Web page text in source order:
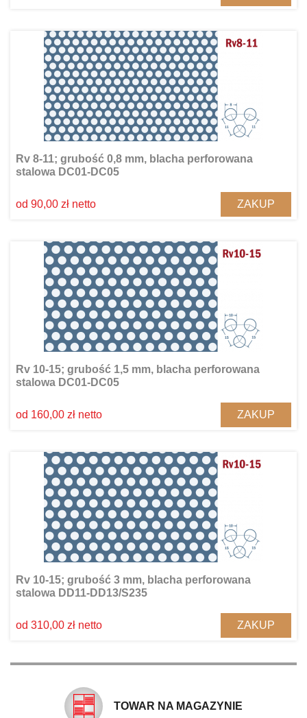
TOWAR NA MAGAZYNIE
Rv 8-11; grubość 0,8 mm, blacha perforowana
stalowa DC01-DC05
od 90,00 zł netto ZAKUP
Rv 10-15; grubość 1,5 mm, blacha perforowana
stalowa DC01-DC05
od 160,00 zł netto ZAKUP
Rv 10-15; grubość 3 mm, blacha perforowana
stalowa DD11-DD13/S235
od 310,00 zł netto ZAKUP